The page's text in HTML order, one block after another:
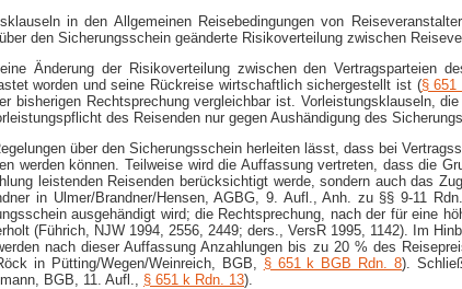
in den Allgemeinen Reisebedingungen von
den Sicherungsschein geänderte Risikoverteilung zwischen
Änderung der Risikoverteilung zwischen den Vertragsparteien
worden und seine Rückreise wirtschaftlich sichergestellt ist (§ 651
bisherigen Rechtsprechung vergleichbar ist.
des Reisenden nur gegen Aushändigung des
über den Sicherungsschein herleiten lässt, dass bei
werden können. Teilweise wird die Auffassung vertreten, dass die
leistenden Reisenden berücksichtigt werde, sondern auch das
in Ulmer/Brandner/Hensen, AGBG, 9. Aufl., Anh. zu §§ 9-11
ausgehändigt wird; die Rechtsprechung, nach der für eine
(Führich, NJW 1994, 2556, 2449; ders., VersR 1995, 1142). Im
nach dieser Auffassung Anzahlungen bis zu 20 % des
in Pütting/Wegen/Weinreich, BGB, § 651 k BGB Rdn. 8).
BGB, 11. Aufl., § 651 k Rdn. 13).